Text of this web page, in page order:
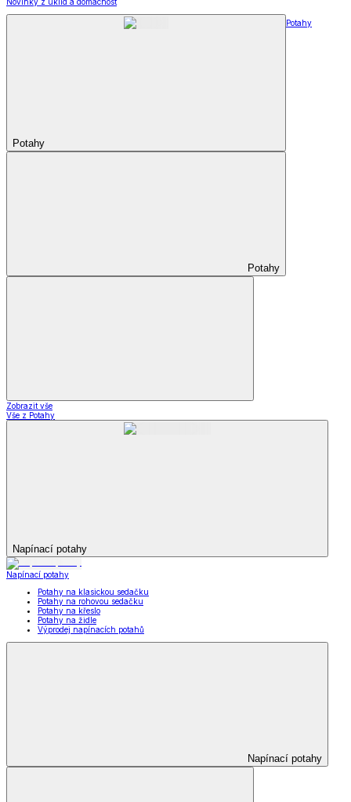
Potahy
Potahy
Potahy
Zobrazit vše
Vše z Potahy
Napínací potahy
Napínací potahy
Potahy na klasickou sedačku
Potahy na rohovou sedačku
Potahy na křeslo
Potahy na židle
Výprodej napínacích potahů
Napínací potahy